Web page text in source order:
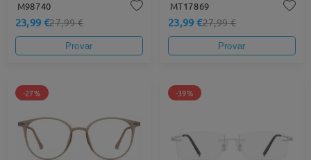
M98740
23,99 €27,99 €
Provar
MT17869
23,99 €27,99 €
Provar
-27% -39%